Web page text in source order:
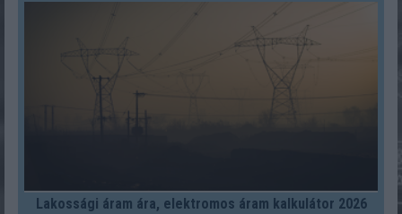
Lakossági áram ára, elektromos áram kalkulátor 2026